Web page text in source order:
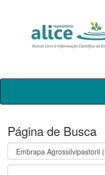
Skip
Página de Busca